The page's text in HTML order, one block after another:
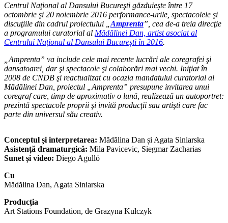
Centrul Naţional al Dansului Bucureşti găzduiește între 17
octombrie şi 20 noiembrie 2016 performance-urile, spectacolele şi
discuţiile din cadrul proiectului „ Amprenta”, cea de-a treia direcţie
a programului curatorial al Mădălinei Dan, artist asociat al
Centrului Național al Dansului București în 2016.
„Amprenta” va include cele mai recente lucrări ale coregrafei şi
dansatoarei, dar şi spectacole şi colaborări mai vechi. Iniţiat în
2008 de CNDB şi reactualizat cu ocazia mandatului curatorial al
Mădălinei Dan, proiectul „Amprenta” presupune invitarea unui
coregraf care, timp de aproximativ o lună, realizează un autoportret:
prezintă spectacole proprii şi invită producţii sau artişti care fac
parte din universul său creativ.
Conceptul și interpretarea: Mădălina Dan și Agata Siniarska
Asistență dramaturgică: Mila Pavicevic, Siegmar Zacharias
Sunet și video: Diego Agulló
Cu
Mădălina Dan, Agata Siniarska
Producția
Art Stations Foundation, de Grazyna Kulczyk